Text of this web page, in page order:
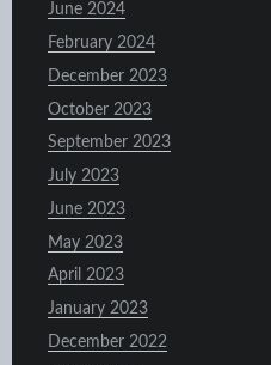
June 2024
February 2024
December 2023
October 2023
September 2023
July 2023
June 2023
May 2023
April 2023
January 2023
December 2022